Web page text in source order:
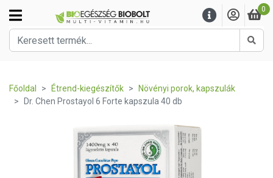
0
Főoldal Étrend-kiegészítők
Növényi porok, kapszulák
Dr. Chen Prostayol 6 Forte kapszula 40 db